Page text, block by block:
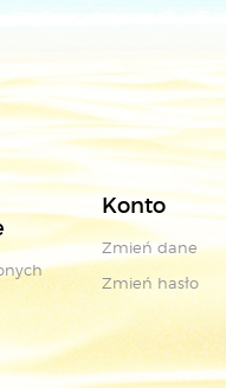
Konto
Zmień dane
Zmień hasło